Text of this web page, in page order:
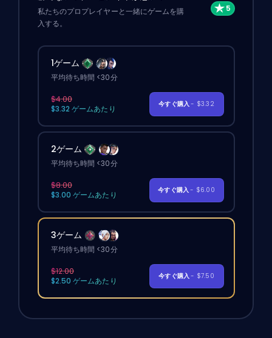
私たちのプロプレイヤーと一緒にゲームを購
入する。
1ゲーム
平均待ち時間 <30分
$4.00
$3.32 ゲームあたり
今すぐ購入- $3.32
2ゲーム
平均待ち時間 <30分
$8.00
$3.00 ゲームあたり
今すぐ購入- $6.00
3ゲーム
平均待ち時間 <30分
$12.00
$2.50 ゲームあたり
今すぐ購入- $7.50